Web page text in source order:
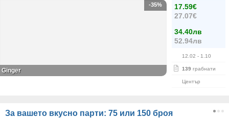
17.59€
27.07€
34.40лв
52.94лв
12.02 - 1.10
139 грабнати
Център
-35%
Ginger
За вашето вкусно парти: 75 или 150 броя